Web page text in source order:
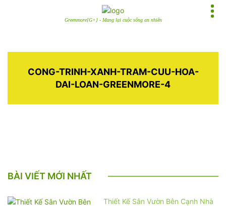
Greenmore[G+] - Mang lại cuộc sống an nhiên
CONG-TRINH-XANH-TRAM-CUU-HOA-
DAI-LOAN-GREENMORE-4
BÀI VIẾT MỚI NHẤT
Thiết Kế Sân Vườn Bên Cạnh Nhà